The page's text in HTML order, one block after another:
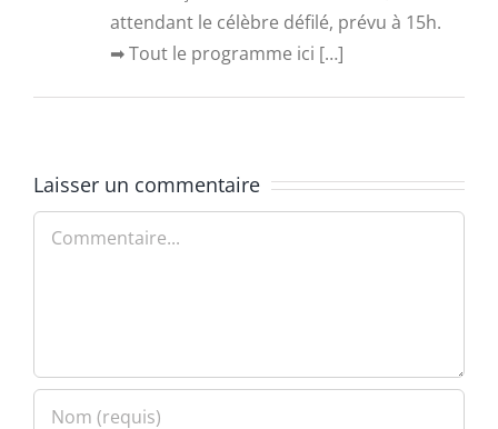
attendant le célèbre défilé, prévu à 15h.
➡ Tout le programme ici […]
Laisser un commentaire
Commentaire